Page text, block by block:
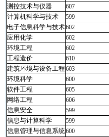
测控技术与仪器 607
计算机科学与技术 599
电子信息科学与技术602
应用化学 602
环境工程 602
工程造价 610
建筑环境与设备工程 603
环境科学 600
软件工程 605
网络工程 606
信息安全 599
信息与计算科学 599
信息管理与信息系统600